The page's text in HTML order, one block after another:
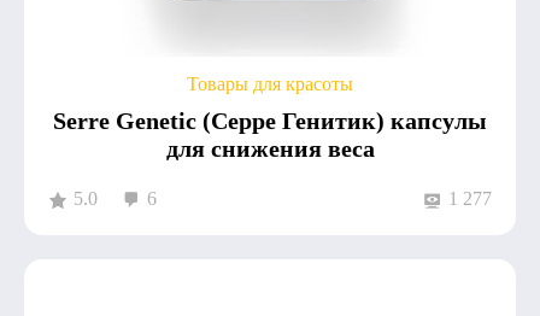
Товары для красоты
Serre Genetic (Серре Генитик) капсулы
для снижения веса
5.0 6 1 277